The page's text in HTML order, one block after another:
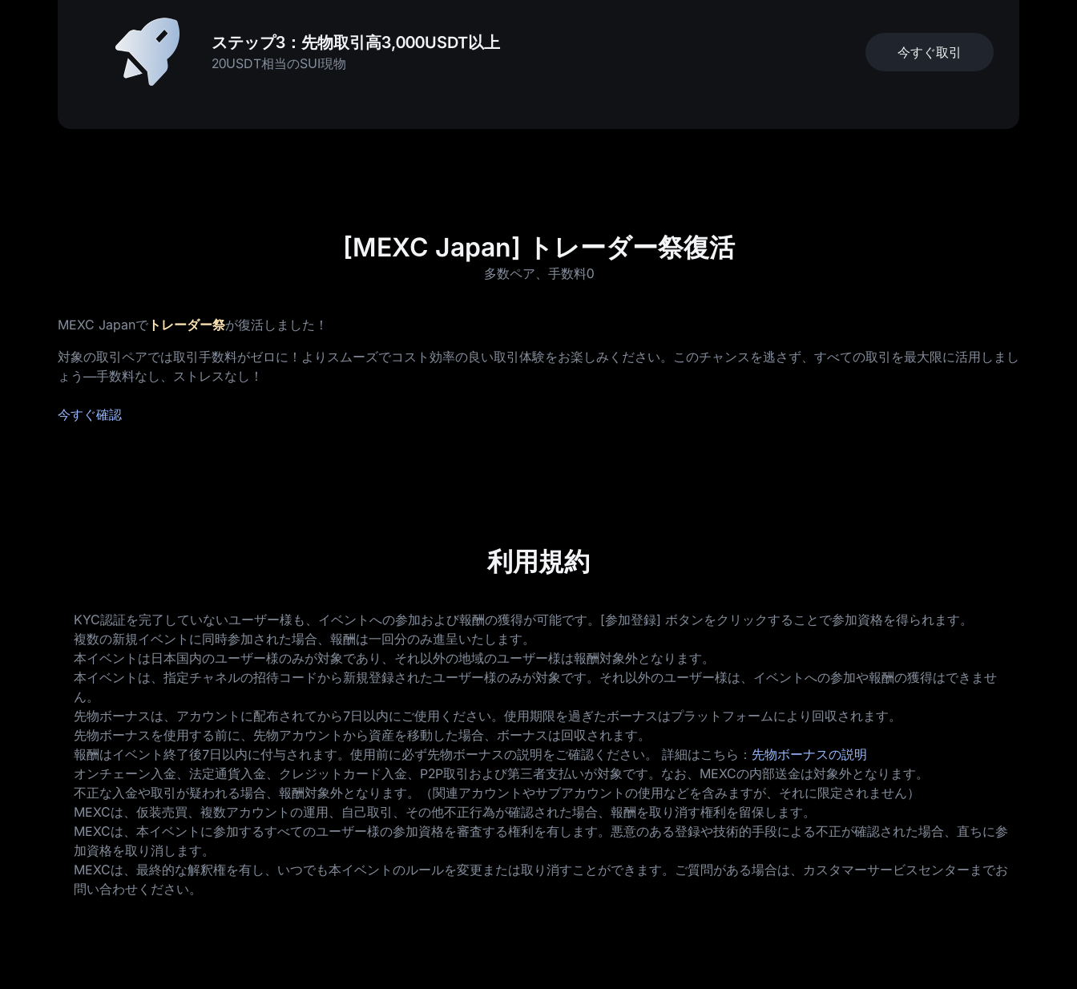
ステップ3：先物取引高3,000USDT以上
20USDT相当のSUI現物
今すぐ取引
[MEXC Japan] トレーダー祭復活
多数ペア、手数料0
MEXC Japanで トレーダー祭が復活しました！
対象の取引ペアでは取引手数料がゼロに！よりスムーズでコスト効率の良い取引体験をお楽しみください。このチャンスを逃さず、すべての取引を最大限に活用しまし
ょう—手数料なし、ストレスなし！
今すぐ確認
利用規約
KYC認証を完了していないユーザー様も、イベントへの参加および報酬の獲得が可能です。[参加登録] ボタンをクリックすることで参加資格を得られます。
複数の新規イベントに同時参加された場合、報酬は一回分のみ進呈いたします。
本イベントは日本国内のユーザー様のみが対象であり、それ以外の地域のユーザー様は報酬対象外となります。
本イベントは、指定チャネルの招待コードから新規登録されたユーザー様のみが対象です。それ以外のユーザー様は、イベントへの参加や報酬の獲得はできませ
ん。
先物ボーナスは、アカウントに配布されてから7日以内にご使用ください。使用期限を過ぎたボーナスはプラットフォームにより回収されます。
先物ボーナスを使用する前に、先物アカウントから資産を移動した場合、ボーナスは回収されます。
報酬はイベント終了後7日以内に付与されます。使用前に必ず先物ボーナスの説明をご確認ください。 詳細はこちら： 先物ボーナスの説明
オンチェーン入金、法定通貨入金、クレジットカード入金、P2P取引および第三者支払いが対象です。なお、MEXCの内部送金は対象外となります。
不正な入金や取引が疑われる場合、報酬対象外となります。（関連アカウントやサブアカウントの使用などを含みますが、それに限定されません）
MEXCは、仮装売買、複数アカウントの運用、自己取引、その他不正行為が確認された場合、報酬を取り消す権利を留保します。
MEXCは、本イベントに参加するすべてのユーザー様の参加資格を審査する権利を有します。悪意のある登録や技術的手段による不正が確認された場合、直ちに参
加資格を取り消します。
MEXCは、最終的な解釈権を有し、いつでも本イベントのルールを変更または取り消すことができます。ご質問がある場合は、カスタマーサービスセンターまでお
問い合わせください。